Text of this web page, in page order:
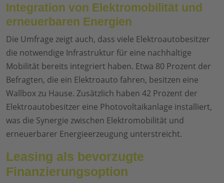
Integration von Elektromobilität und
erneuerbaren Energien
Die Umfrage zeigt auch, dass viele Elektroautobesitzer
die notwendige Infrastruktur für eine nachhaltige
Mobilität bereits integriert haben. Etwa 80 Prozent der
Befragten, die ein Elektroauto fahren, besitzen eine
Wallbox zu Hause. Zusätzlich haben 42 Prozent der
Elektroautobesitzer eine Photovoltaikanlage installiert,
was die Synergie zwischen Elektromobilität und
erneuerbarer Energieerzeugung unterstreicht.
Leasing als bevorzugte
Finanzierungsoption